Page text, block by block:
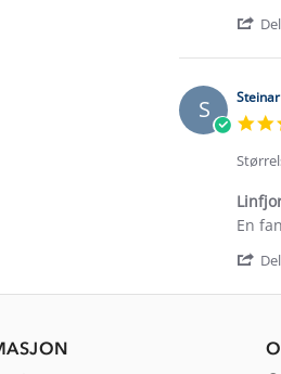
Lisbeth
on
Jan
2026
God
myk
Del
S
Steinar
on
2026
review
Linfjord
dame
En
Del